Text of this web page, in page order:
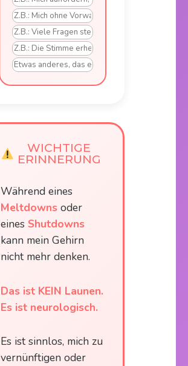
WICHTIGE
ERINNERUNG
Während eines
Meltdowns oder
einesShutdowns
kann mein Gehirn
nicht mehr denken.
Das ist KEIN Launen.
Es ist neurologisch.
Es ist sinnlos, mich zu
vernünftigen oder